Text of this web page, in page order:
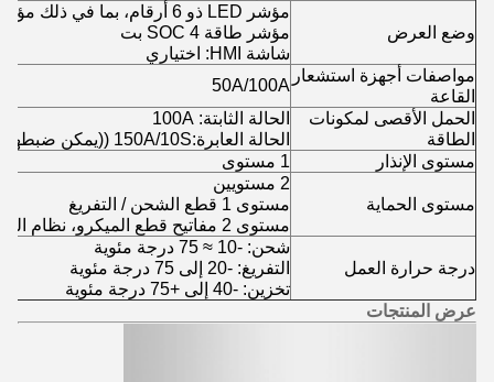
وضع العرض
مؤشر طاقة SOC 4 بت
شاشة HMI: اختياري
مواصفات أجهزة استشعار
القاعة
50A/100A
الحمل الأقصى لمكونات
الطاقة
الحالة الثابتة: 100A
الحالة العابرة:150A/10S ((يمكن ضبطها)
مستوى الإنذار
1 مستوى
مستوى الحماية
2 مستويين
مستوى 1 قطع الشحن / التفريغ
مستوى 2 مفاتيح قطع الميكرو، نظام الطاقة خارج
درجة حرارة العمل
شحن: -10 ≈ 75 درجة مئوية
التفريغ: -20 إلى 75 درجة مئوية
تخزين: -40 إلى +75 درجة مئوية
عرض المنتجات